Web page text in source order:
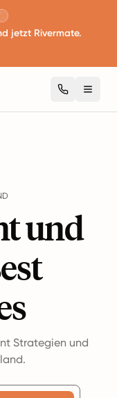
jetzt Rivermate.
und
Strategien und